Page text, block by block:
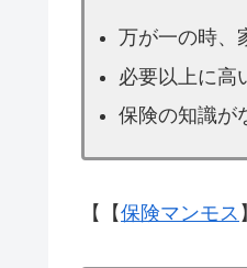
万が一の時、
必要以上に高
保険の知識が
【【保険マンモス